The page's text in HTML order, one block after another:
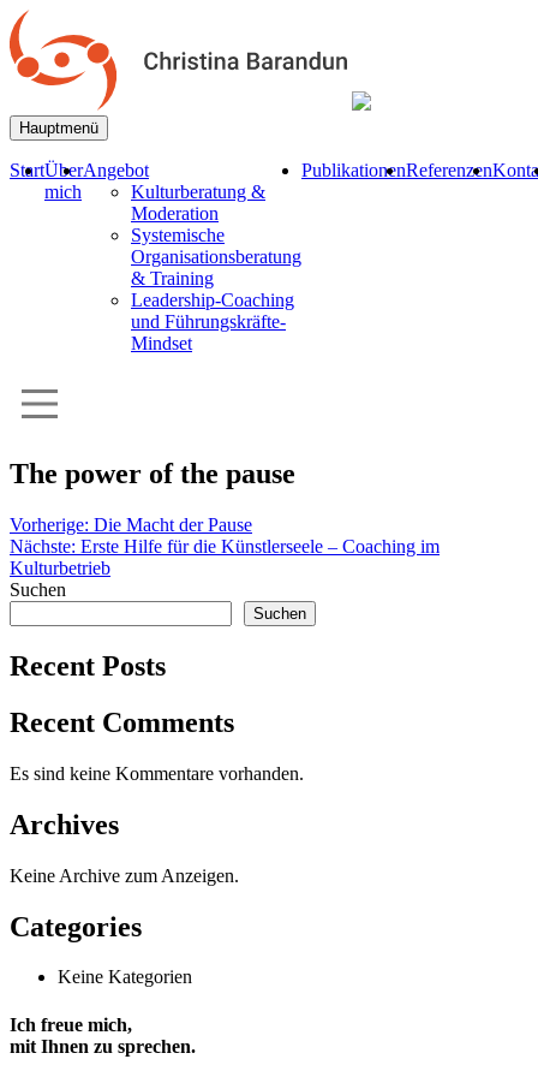
Hauptmenü
StartÜber
mich
Angebot
Kulturberatung &
Moderation
Systemische
Organisationsberatung
& Training
Leadership-Coaching
und Führungskräfte-
Mindset
PublikationenReferenzen
The power of the pause
Beitrags-
Navigation
Vorherige: Die Macht der Pause
Nächste: Erste Hilfe für die Künstlerseele – Coaching im
Kulturbetrieb
Suchen
Suchen
Recent Posts
Recent Comments
Es sind keine Kommentare vorhanden.
Archives
Keine Archive zum Anzeigen.
Categories
Keine Kategorien
Ich freue mich,
mit Ihnen zu sprechen.